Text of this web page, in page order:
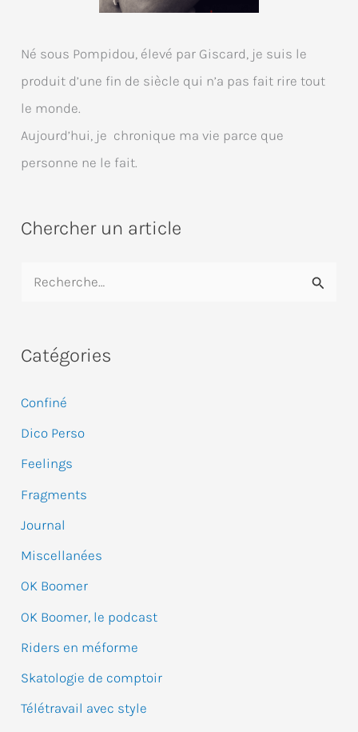
Né sous Pompidou, élevé par Giscard, je suis le
produit d’une fin de siècle qui n’a pas fait rire tout
le monde.
Aujourd’hui, je chronique ma vie parce que
personne ne le fait.
Chercher un article
h
r
c
h
e
r
Catégories
Confiné
Dico Perso
Feelings
Fragments
Journal
Miscellanées
OK Boomer
OK Boomer, le podcast
Riders en méforme
Skatologie de comptoir
Télétravail avec style